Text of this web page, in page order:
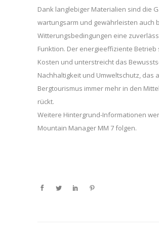
Dank langlebiger Materialien sind die
wartungsarm und gewährleisten auch
Witterungsbedingungen eine
Funktion. Der energieeffiziente Betrieb
Kosten und unterstreicht das
Nachhaltigkeit und Umweltschutz, das
Bergtourismus immer mehr in den
rückt.
Weitere Hintergrund-Informationen
Mountain Manager MM 7 folgen.